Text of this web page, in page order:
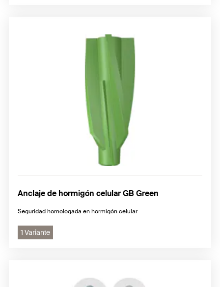
Anclaje de hormigón celular GB Green
Seguridad homologada en hormigón celular
1 Variante